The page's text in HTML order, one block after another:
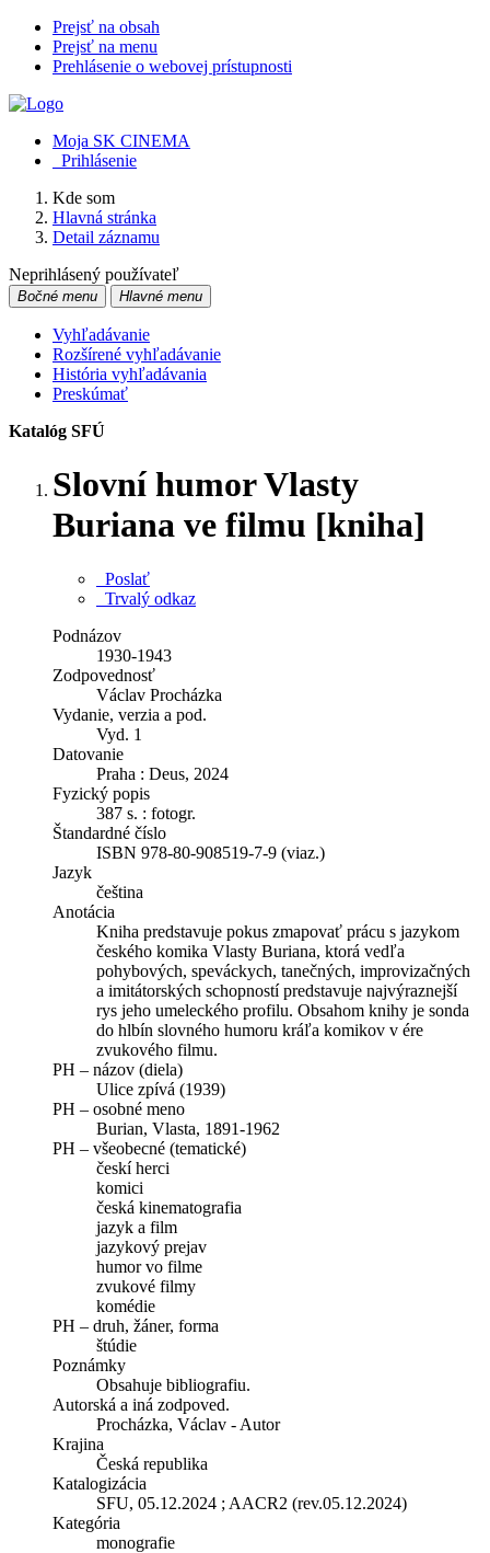
Prejsť na obsah
Prejsť na menu
Prehlásenie o webovej prístupnosti
Moja SK CINEMA
Prihlásenie
Kde som
Hlavná stránka
Detail záznamu
Neprihlásený používateľ
Bočné menu Hlavné menu
Vyhľadávanie
Rozšírené vyhľadávanie
História vyhľadávania
Preskúmať
Katalóg SFÚ
Slovní humor Vlasty
Buriana ve filmu [kniha]
Poslať
Trvalý odkaz
Podnázov
1930-1943
Zodpovednosť
Václav Procházka
Vydanie, verzia a pod.
Vyd. 1
Datovanie
Praha : Deus, 2024
Fyzický popis
387 s. : fotogr.
Štandardné číslo
ISBN 978-80-908519-7-9 (viaz.)
Jazyk
čeština
Anotácia
Kniha predstavuje pokus zmapovať prácu s jazykom
českého komika Vlasty Buriana, ktorá vedľa
pohybových, speváckych, tanečných, improvizačných
a imitátorských schopností predstavuje najvýraznejší
rys jeho umeleckého profilu. Obsahom knihy je sonda
do hlbín slovného humoru kráľa komikov v ére
zvukového filmu.
PH – názov (diela)
Ulice zpívá (1939)
PH – osobné meno
Burian, Vlasta, 1891-1962
PH – všeobecné (tematické)
českí herci
komici
česká kinematografia
jazyk a film
jazykový prejav
humor vo filme
zvukové filmy
komédie
PH – druh, žáner, forma
štúdie
Poznámky
Obsahuje bibliografiu.
Autorská a iná zodpoved.
Procházka, Václav - Autor
Krajina
Česká republika
Katalogizácia
SFU, 05.12.2024 ; AACR2 (rev.05.12.2024)
Kategória
monografie